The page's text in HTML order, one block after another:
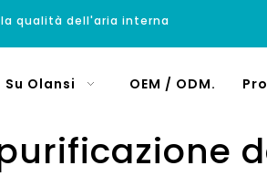
qualità dell'aria interna
Su Olansi OEM / ODM.